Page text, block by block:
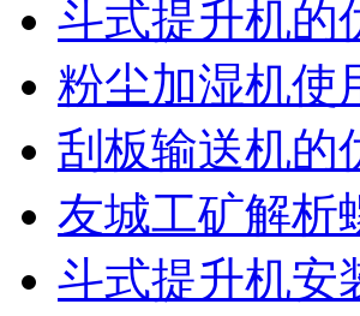
斗式提升机的
粉尘加湿机使
刮板输送机的
友城工矿解析
斗式提升机安